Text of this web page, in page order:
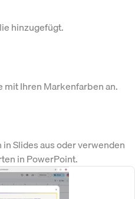
hinzugefügt.
mit Ihren Markenfarben an.
Slides aus oder verwenden
in PowerPoint.